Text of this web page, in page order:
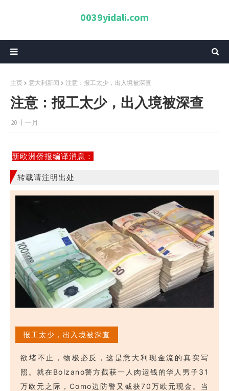
0039yidali.com
主页 意大利新闻 注意：报工太少，出入境被深查
注意：报工太少，出入境被深查
20 十一月
新欧洲侨报编译消息：
转载请注明出处
报工太少，出入境被深查
欲堵不止，物极必反，这是意大利现金流的真实写
照。就在Bolzano警方截获一人肉运钱的华人男子31
万欧元之际，Como边防警又截获70万欧元现金。当